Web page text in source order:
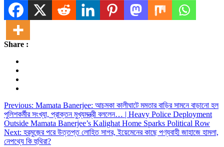
Share
Share :
Post
navigation
Previous: Mamata Banerjee: আচমকা কালীঘাটে মমতার বাড়ির সামনে বাড়ানো হল
পুলিশকর্মীর সংখ্যা, প্রাক্তন মুখ্যমন্ত্রী বললেন… | Heavy Police Deployment
Outside Mamata Banerjee’s Kalighat Home Sparks Political Row
Next: হরমুজ়ের পরে উত্তপ্ত লোহিত সাগর, ইয়েমেনের কাছে পণ্যবাহী জাহাজে হামলা,
নেপথ্যে কি হুথিরা?